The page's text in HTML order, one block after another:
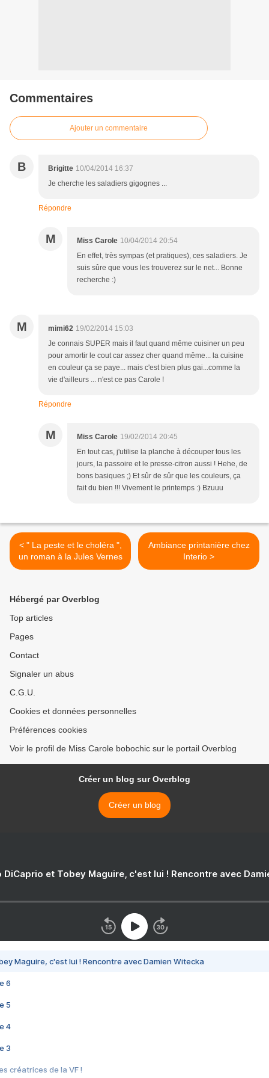
Commentaires
Ajouter un commentaire
B Brigitte 10/04/2014 16:37
Je cherche les saladiers gigognes ...
Répondre
M Miss Carole 10/04/2014 20:54
En effet, très sympas (et pratiques), ces saladiers. Je
suis sûre que vous les trouverez sur le net... Bonne
recherche :)
M mimi62 19/02/2014 15:03
Je connais SUPER mais il faut quand même cuisiner un peu
pour amortir le cout car assez cher quand même... la cuisine
en couleur ça se paye... mais c'est bien plus gai...comme la
vie d'ailleurs ... n'est ce pas Carole !
Répondre
M Miss Carole 19/02/2014 20:45
En tout cas, j'utilise la planche à découper tous les
jours, la passoire et le presse-citron aussi ! Hehe, de
bons basiques ;) Et sûr de sûr que les couleurs, ça
fait du bien !!! Vivement le printemps :) Bzuuu
< " La peste et le choléra ",
un roman à la Jules Vernes
Ambiance printanière chez
Interio >
Hébergé par Overblog
Top articles
Pages
Contact
Signaler un abus
C.G.U.
Cookies et données personnelles
Préférences cookies
Voir le profil de Miss Carole bobochic sur le portail Overblog
Créer un blog sur Overblog
Créer un blog
DiCaprio et Tobey Maguire, c'est lui ! Rencontre avec
Maguire, c'est lui ! Rencontre avec Damien Witecka
6
5
4
3
créatrices de la VF !